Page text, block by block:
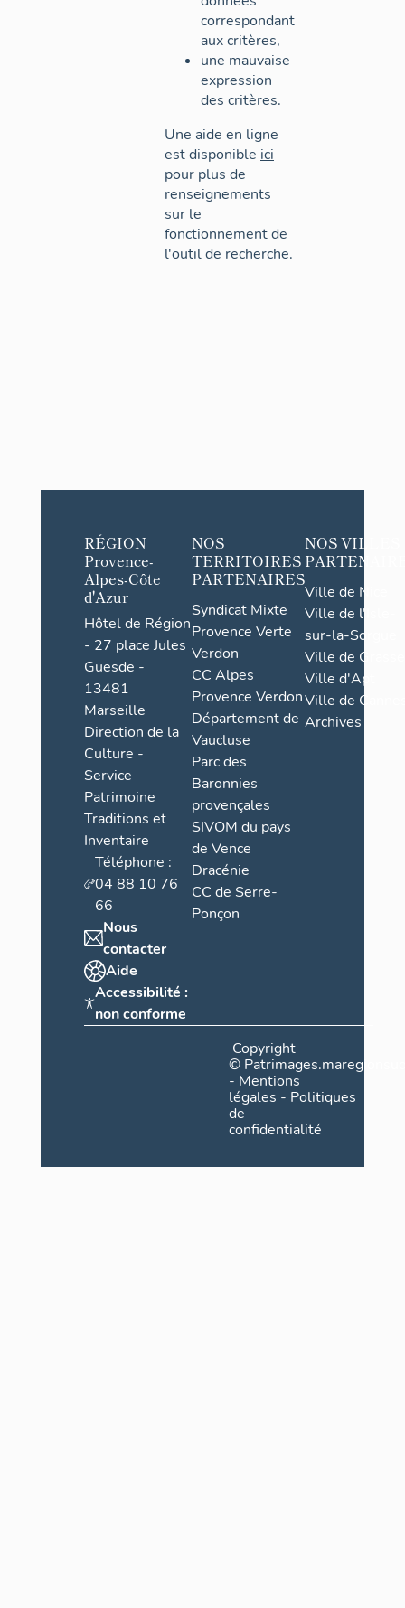
correspondant
aux critères,
une mauvaise
expression
des critères.
Une aide en ligne
est disponible ici
pour plus de
renseignements
sur le
fonctionnement de
l'outil de recherche.
RÉGION
Provence-
Alpes-Côte
d'Azur
Hôtel de Région
- 27 place Jules
Guesde -
13481
Marseille
Direction de la
Culture -
Service
Patrimoine
Traditions et
Inventaire
Téléphone :
04 88 10 76
66
Nous
contacter
Aide
Accessibilité :
non conforme
NOS
TERRITOIRES
PARTENAIRES
Syndicat Mixte
Provence Verte
Verdon
CC Alpes
Provence Verdon
Département de
Vaucluse
Parc des
Baronnies
provençales
SIVOM du pays
de Vence
Dracénie
CC de Serre-
Ponçon
NOS VILLES
Ville de Nice
Ville de l'Isle-
sur-la-Sorgue
Ville de Grasse
Ville d'Apt
Ville de
Archives
Copyright
©
- Mentions
légales - Politiques
de
confidentialité